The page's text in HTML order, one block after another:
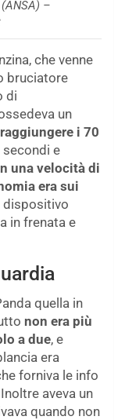
–
che venne
bruciatore
di
un
i 70
e
una velocità di
era sui
dispositivo
in frenata e
quella in
non era più
a due, e
era
forniva le info
aveva un
quando non